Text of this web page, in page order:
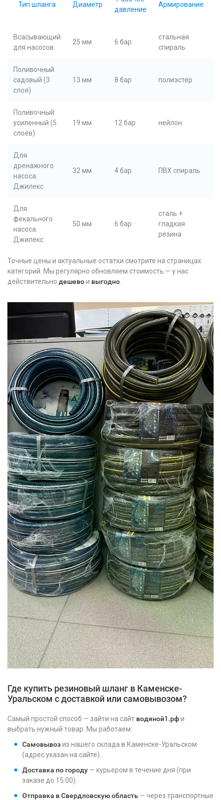
Тип шланга Диаметр
давление
Армирование
Всасывающий
для насосов
25 мм 6 бар
стальная
спираль
Поливочный
садовый (3
слоя)
13 мм 8 бар полиэстер
Поливочный
усиленный (5
слоёв)
19 мм 12 бар нейлон
Для
дренажного
насоса
Джилекс
32 мм 4 бар ПВХ спираль
Для
фекального
насоса
Джилекс
50 мм 6 бар
сталь +
гладкая
резина
Точные цены и актуальные остатки смотрите на страницах
категорий. Мы регулярно обновляем стоимость — у нас
действительно дешевои выгодно
Где купить резиновый шланг в Каменске-
Уральском с доставкой или самовывозом?
Самый простой способ — зайти на сайт водяной1.рфи
выбрать нужный товар. Мы работаем:
Самовывозиз нашего склада в Каменске-Уральском
(адрес указан на сайте).
Доставка по городу — курьером в течение дня (при
заказе до 15:00).
Отправка в Свердловскую область — через транспортные